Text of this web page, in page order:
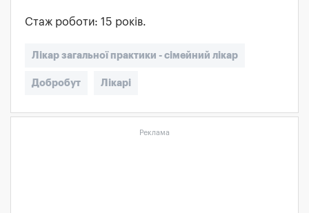
Стаж роботи: 15 років.
Лікар загальної практики - сімейний лікар
Добробут Лікарі
Реклама